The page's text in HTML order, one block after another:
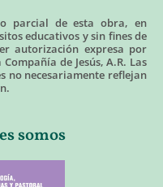
parcial de esta obra, en
educativos y sin fines de
autorización expresa por
de Jesús, A.R. Las
no necesariamente reflejan
somos